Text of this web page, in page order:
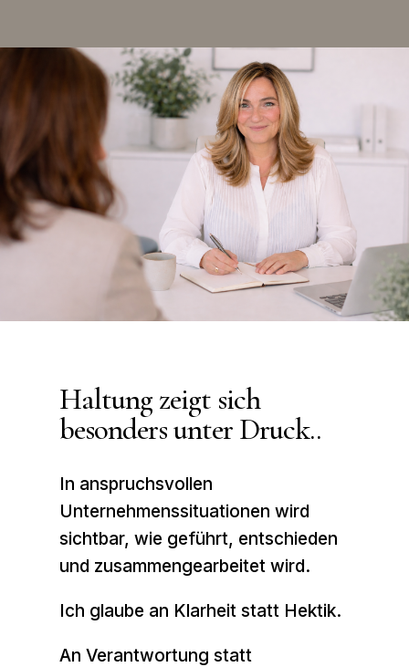
Haltung zeigt sich
besonders unter Druck..
In anspruchsvollen
Unternehmenssituationen wird
sichtbar, wie geführt, entschieden
und zusammengearbeitet wird.
Ich glaube an Klarheit statt Hektik.
An Verantwortung statt